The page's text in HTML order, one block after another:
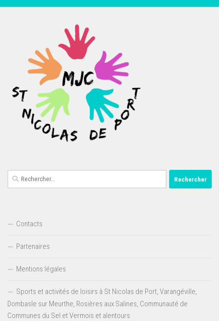
Rechercher :
Contacts
Partenaires
Mentions légales
Sports et activités de loisirs à St Nicolas de Port, Varangéville,
Dombasle sur Meurthe, Rosières aux Salines, Communauté de
Communes du Sel et Vermois et alentours